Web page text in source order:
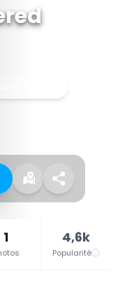
historiques
1 4,6k
Popularité